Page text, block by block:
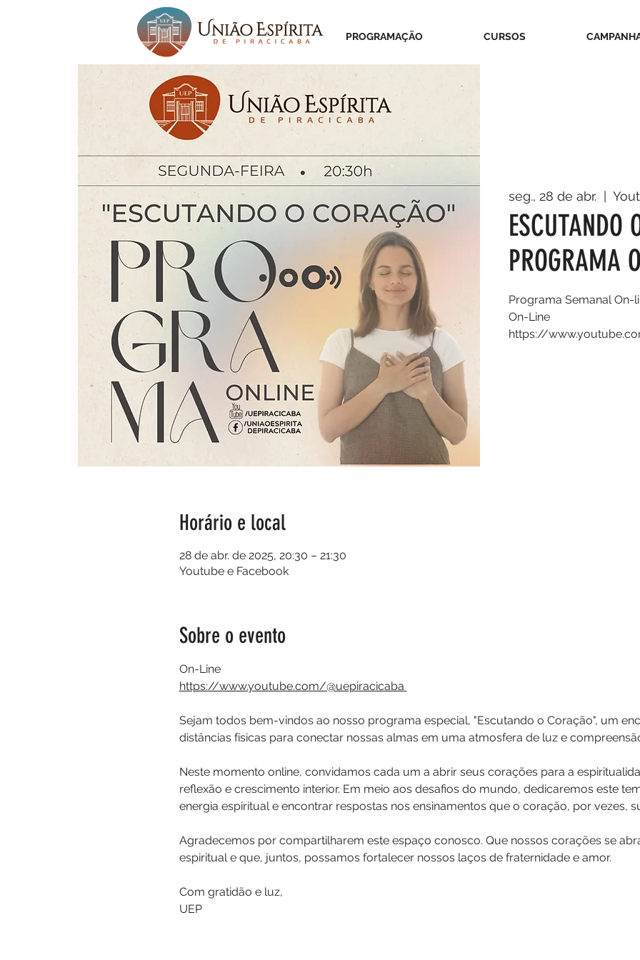
PROGRAMAÇÃO CURSOS
seg., 28 de abr.
ESCUTANDO
PROGRAMA
Programa Semanal On-
On-Line
https://
Horário e local
28 de abr. de 2025, 20:30 – 21:30
Youtube e Facebook
Sobre o evento
On-Line
https://www.youtube.com/@uepiracicaba
Sejam todos bem-vindos ao nosso programa especial, "Escutando o Coração", um
distâncias físicas para conectar nossas almas em uma atmosfera de luz e
Neste momento online, convidamos cada um a abrir seus corações para a
reflexão e crescimento interior. Em meio aos desafios do mundo, dedicaremos este
energia espiritual e encontrar respostas nos ensinamentos que o coração, por vezes,
Agradecemos por compartilharem este espaço conosco. Que nossos corações se
espiritual e que, juntos, possamos fortalecer nossos laços de fraternidade e amor.
Com gratidão e luz,
UEP